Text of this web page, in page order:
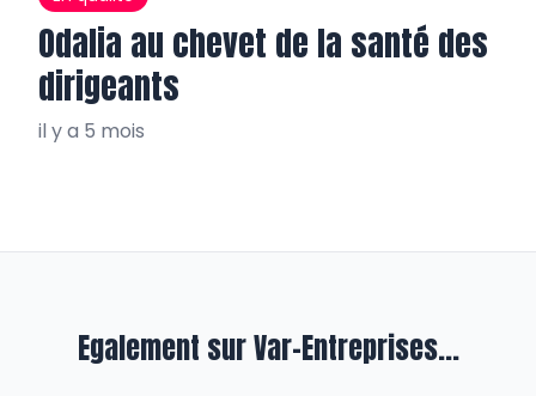
Odalia au chevet de la santé des
dirigeants
il y a 5 mois
Egalement sur Var-Entreprises...